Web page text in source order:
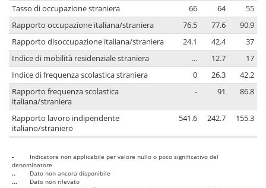
Tasso di occupazione straniera
66 64
55
Rapporto occupazione italiana/straniera
76.5 77.6
90.9
Rapporto disoccupazione italiana/straniera
24.1 42.4
37
Indice di mobilità residenziale straniera
... 12.7
17
Indice di frequenza scolastica straniera
0 26.3
42.2
Rapporto frequenza scolastica
italiana/straniera
- 91 86.8
Rapporto lavoro indipendente
italiano/straniero
541.6 242.7 155.3
-
Indicatore non applicabile per valore nullo o poco significativo del
denominatore
..
Dato non ancora disponibile
...
Dato non rilevato